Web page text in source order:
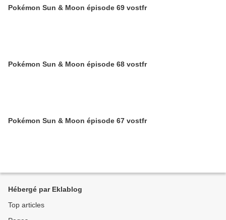
Pokémon Sun & Moon épisode 69 vostfr
Pokémon Sun & Moon épisode 68 vostfr
Pokémon Sun & Moon épisode 67 vostfr
Hébergé par Eklablog
Top articles